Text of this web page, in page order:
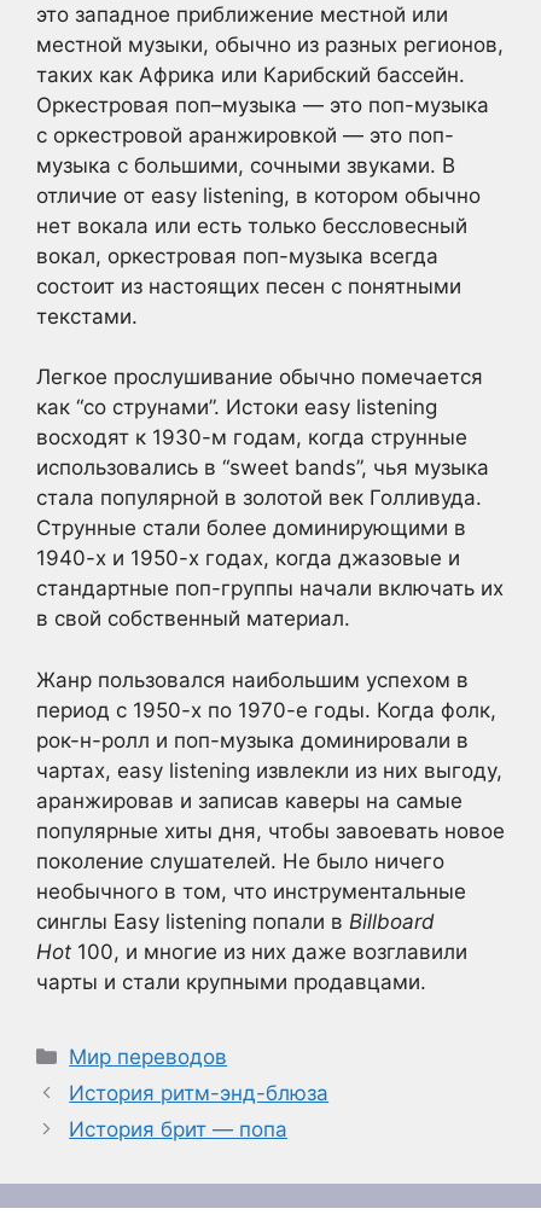
это западное приближение местной или
местной музыки, обычно из разных регионов,
таких как Африка или Карибский бассейн.
Оркестровая поп–музыка — это поп-музыка
с оркестровой аранжировкой — это поп-
музыка с большими, сочными звуками. В
отличие от easy listening, в котором обычно
нет вокала или есть только бессловесный
вокал, оркестровая поп-музыка всегда
состоит из настоящих песен с понятными
текстами.
Легкое прослушивание обычно помечается
как “со струнами”. Истоки easy listening
восходят к 1930-м годам, когда струнные
использовались в “sweet bands”, чья музыка
стала популярной в золотой век Голливуда.
Струнные стали более доминирующими в
1940-х и 1950-х годах, когда джазовые и
стандартные поп-группы начали включать их
в свой собственный материал.
Жанр пользовался наибольшим успехом в
период с 1950-х по 1970-е годы. Когда фолк,
рок-н-ролл и поп-музыка доминировали в
чартах, easy listening извлекли из них выгоду,
аранжировав и записав каверы на самые
популярные хиты дня, чтобы завоевать новое
поколение слушателей. Не было ничего
необычного в том, что инструментальные
синглы Easy listening попали в Billboard
Hot 100, и многие из них даже возглавили
чарты и стали крупными продавцами.
Рубрики
Мир переводов
История ритм-энд-блюза
История брит — попа